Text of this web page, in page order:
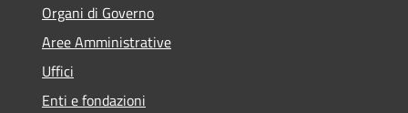
Organi di Governo
Aree Amministrative
Uffici
Enti e fondazioni